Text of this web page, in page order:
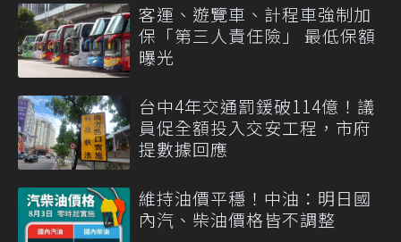
客運、遊覽車、計程車強制加
保「第三人責任險」 最低保額
曝光
台中4年交通罰鍰破114億！議
員促全額投入交安工程，市府
提數據回應
維持油價平穩！中油：明日國
內汽、柴油價格皆不調整